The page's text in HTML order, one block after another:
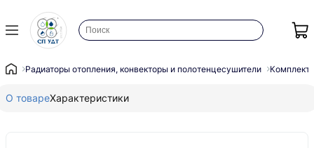
Радиаторы отопления, конвекторы и полотенцесушители
О товареХарактеристики